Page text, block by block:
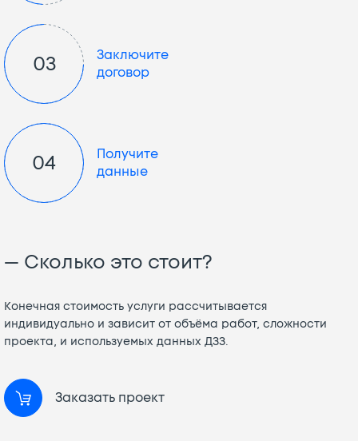
03
Заключите
договор
04
Получите
данные
— Сколько это стоит?
Конечная стоимость услуги рассчитывается
индивидуально и зависит от объёма работ, сложности
проекта, и используемых данных ДЗЗ.
Заказать проект